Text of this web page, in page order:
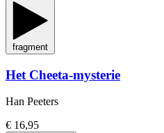
fragment
Het Cheeta-mysterie
Han Peeters
€ 16,95